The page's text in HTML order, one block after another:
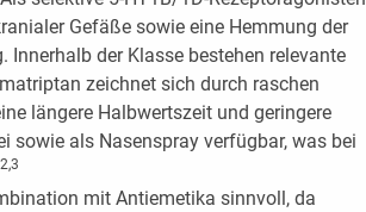
Gefäße sowie eine Hemmung der
der Klasse bestehen relevante
zeichnet sich durch raschen
längere Halbwertszeit und geringere
sowie als Nasenspray verfügbar, was bei
2,3
mit Antiemetika sinnvoll, da